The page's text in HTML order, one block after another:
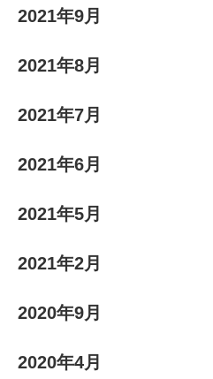
2021年9月
2021年8月
2021年7月
2021年6月
2021年5月
2021年2月
2020年9月
2020年4月